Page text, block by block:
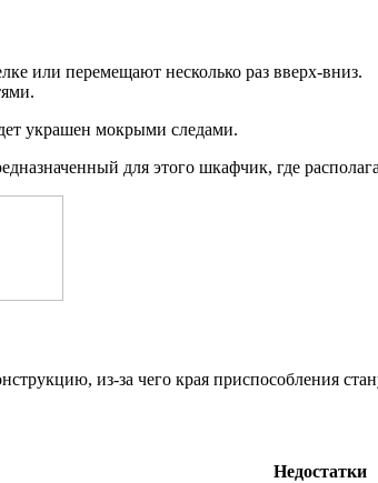
или перемещают несколько раз вверх-вниз.
украшен мокрыми следами.
для этого шкафчик, где
из-за чего края приспособления
Недостатки